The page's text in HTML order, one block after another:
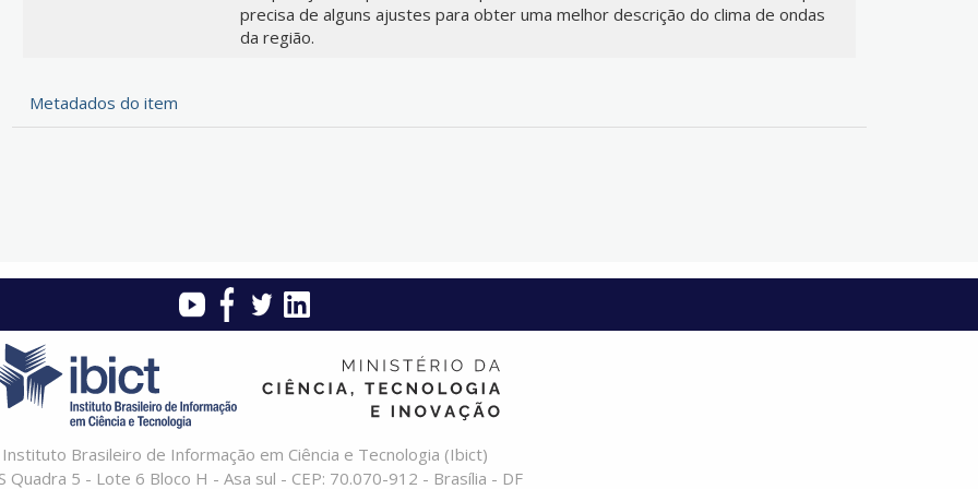
precisa de alguns ajustes para obter uma melhor descrição do clima de ondas
da região.
Metadados do item
Instituto Brasileiro de Informação em Ciência e Tecnologia (Ibict)
Quadra 5 - Lote 6 Bloco H - Asa sul - CEP: 70.070-912 - Brasília - DF